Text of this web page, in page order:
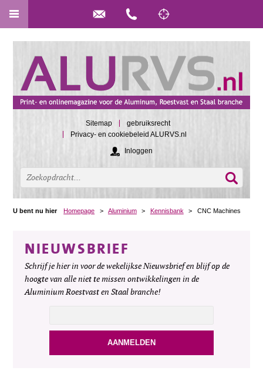
Sitemap
gebruiksrecht
Privacy- en cookiebeleid ALURVS.nl
Inloggen
U bent nu hier Homepage > Aluminium > Kennisbank > CNC Machines
NIEUWSBRIEF
Schrijf je hier in voor de wekelijkse Nieuwsbrief en blijf op de
hoogte van alle niet te missen ontwikkelingen in de
Aluminium Roestvast en Staal branche!